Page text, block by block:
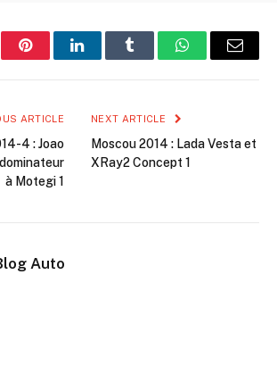
PinterestLinkedInTumblr WhatsAppEmail
ARTICLE
4 : Joao
à Motegi 1
NEXT ARTICLE
Moscou 2014 : Lada Vesta et
XRay2 Concept 1
Auto